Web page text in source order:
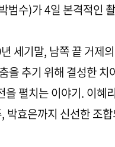
범수)가 4일 본격적인
세기말, 남쪽 끝 거제
을 추기 위해 결성한 치
을 펼치는 이야기. 이혜
박효은까지 신선한 조